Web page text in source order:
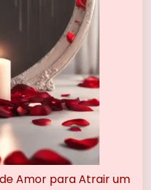
Amor para Atrair um